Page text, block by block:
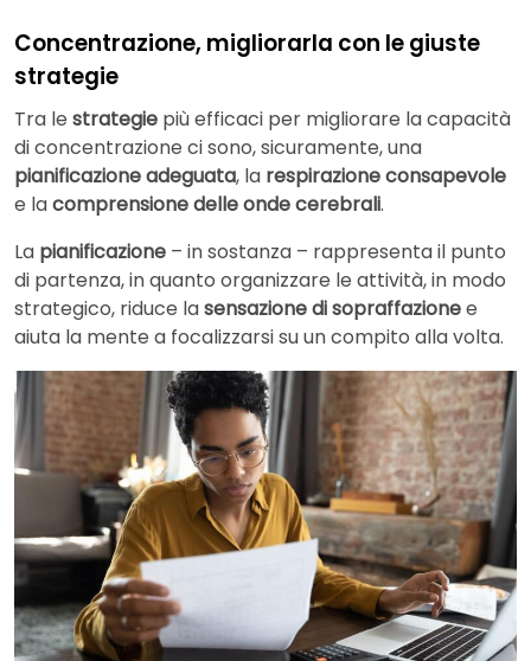
Concentrazione, migliorarla con le giuste
strategie
Tra le strategie più efficaci per migliorare la capacità
di concentrazione ci sono, sicuramente, una
pianificazione adeguata, la respirazione consapevole
e lacomprensione delle onde cerebrali.
La pianificazione – in sostanza – rappresenta il punto
di partenza, in quanto organizzare le attività, in modo
strategico, riduce lasensazione di sopraffazionee
aiuta la mente a focalizzarsi su un compito alla volta.